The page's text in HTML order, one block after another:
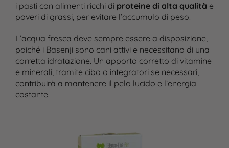
i pasti con alimenti ricchi di proteine di alta qualità e
poveri di grassi, per evitare l’accumulo di peso.
L’acqua fresca deve sempre essere a disposizione,
poiché i Basenji sono cani attivi e necessitano di una
corretta idratazione. Un apporto corretto di vitamine
e minerali, tramite cibo o integratori se necessari,
contribuirà a mantenere il pelo lucido e l’energia
costante.